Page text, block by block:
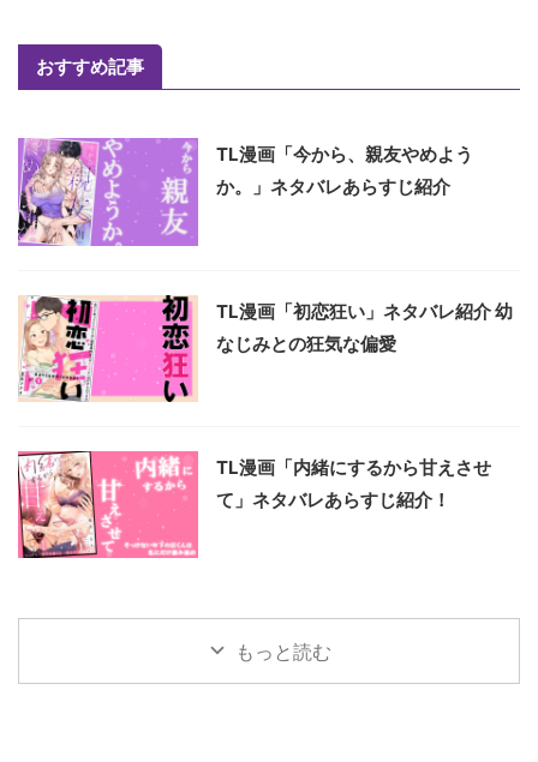
おすすめ記事
TL漫画「今から、親友やめよう
か。」ネタバレあらすじ紹介
TL漫画「初恋狂い」ネタバレ紹介 幼
なじみとの狂気な偏愛
TL漫画「内緒にするから甘えさせ
て」ネタバレあらすじ紹介！
もっと読む